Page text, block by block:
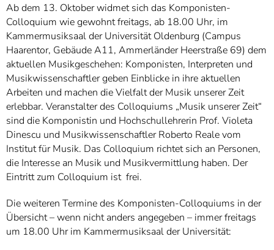
Ab dem 13. Oktober widmet sich das Komponisten-
Colloquium wie gewohnt freitags, ab 18.00 Uhr, im
Kammermusiksaal der Universität Oldenburg (Campus
Haarentor, Gebäude A11, Ammerländer Heerstraße 69) dem
aktuellen Musikgeschehen: Komponisten, Interpreten und
Musikwissenschaftler geben Einblicke in ihre aktuellen
Arbeiten und machen die Vielfalt der Musik unserer Zeit
erlebbar. Veranstalter des Colloquiums „Musik unserer Zeit“
sind die Komponistin und Hochschullehrerin Prof. Violeta
Dinescu und Musikwissenschaftler Roberto Reale vom
Institut für Musik. Das Colloquium richtet sich an Personen,
die Interesse an Musik und Musikvermittlung haben. Der
Eintritt zum Colloquium ist frei.
Die weiteren Termine des Komponisten-Colloquiums in der
Übersicht – wenn nicht anders angegeben – immer freitags
um 18.00 Uhr im Kammermusiksaal der Universität: